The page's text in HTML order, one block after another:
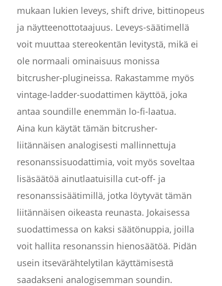
mukaan lukien leveys, shift drive, bittinopeus
ja näytteenottotaajuus. Leveys-säätimellä
voit muuttaa stereokentän levitystä, mikä ei
ole normaali ominaisuus monissa
bitcrusher-plugineissa. Rakastamme myös
vintage-ladder-suodattimen käyttöä, joka
antaa soundille enemmän lo-fi-laatua.
Aina kun käytät tämän bitcrusher-
liitännäisen analogisesti mallinnettuja
resonanssisuodattimia, voit myös soveltaa
lisäsäätöä ainutlaatuisilla cut-off- ja
resonanssisäätimillä, jotka löytyvät tämän
liitännäisen oikeasta reunasta. Jokaisessa
suodattimessa on kaksi säätönuppia, joilla
voit hallita resonanssin hienosäätöä. Pidän
usein itsevärähtelytilan käyttämisestä
saadakseni analogisemman soundin.